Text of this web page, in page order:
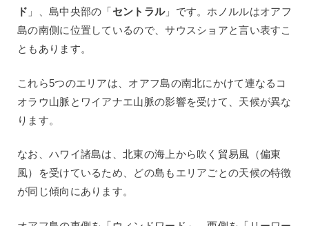
ド 」、島中央部の「セントラル」です。ホノルルはオアフ
島の南側に位置しているので、サウスショアと言い表すこ
ともあります。
これら5つのエリアは、オアフ島の南北にかけて連なるコ
オラウ山脈とワイアナエ山脈の影響を受けて、天候が異な
ります。
なお、ハワイ諸島は、北東の海上から吹く貿易風（偏東
風）を受けているため、どの島もエリアごとの天候の特徴
が同じ傾向にあります。